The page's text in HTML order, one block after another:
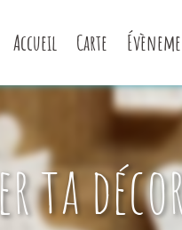
Accueil Carte
ta